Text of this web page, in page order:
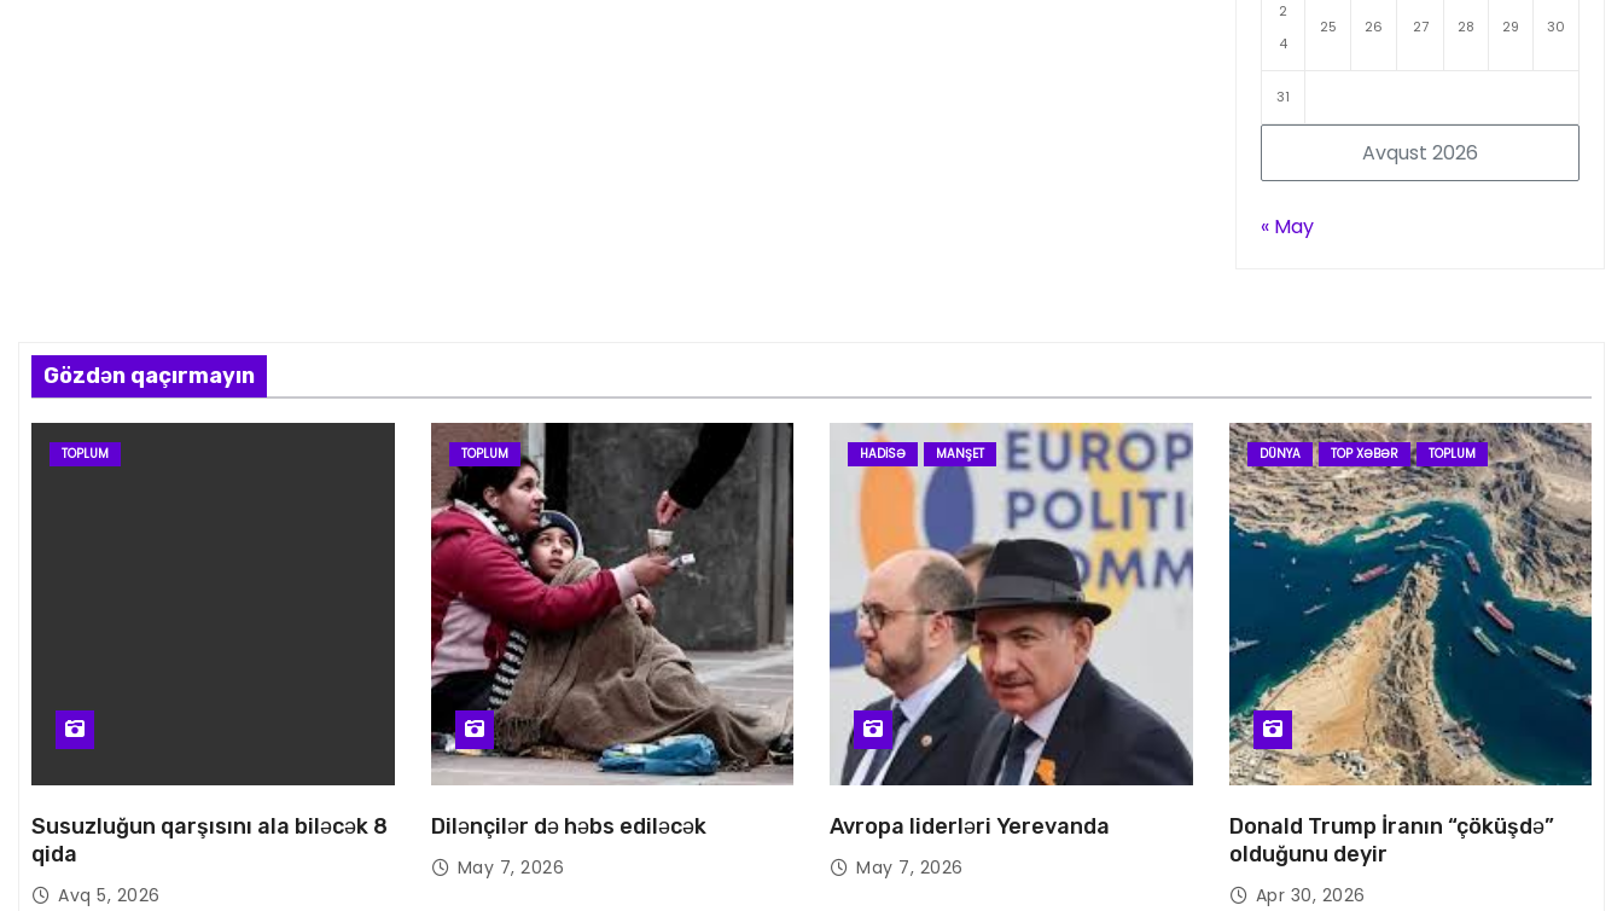
Avqust 2026
2
4
25 26 27 28 29 30
31
« May
Gözdən qaçırmayın
TOPLUM
Susuzluğun qarşısını ala biləcək 8
qida
Avq 5, 2026
TOPLUM
Dilənçilər də həbs ediləcək
May 7, 2026
HADISƏ MANŞET
Avropa liderləri Yerevanda
May 7, 2026
DÜNYA TOP XƏBƏR TOPLUM
Donald Trump İranın “çöküşdə”
olduğunu deyir
Apr 30, 2026